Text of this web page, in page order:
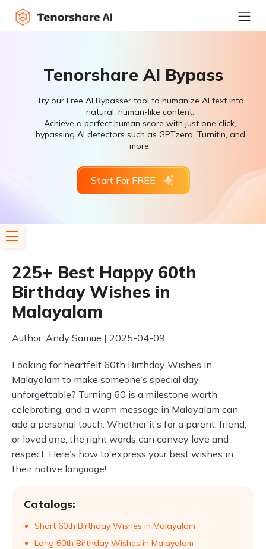
Tenorshare AI Bypass
Try our Free AI Bypasser tool to humanize AI text into
natural, human-like content.
Achieve a perfect human score with just one click,
bypassing AI detectors such as GPTzero, Turnitin, and
more.
Start For FREE
225+ Best Happy 60th
Birthday Wishes in
Malayalam
Author: Andy Samue | 2025-04-09
Looking for heartfelt 60th Birthday Wishes in
Malayalam to make someone’s special day
unforgettable? Turning 60 is a milestone worth
celebrating, and a warm message in Malayalam can
add a personal touch. Whether it’s for a parent, friend,
or loved one, the right words can convey love and
respect. Here’s how to express your best wishes in
their native language!
Catalogs:
Short 60th Birthday Wishes in Malayalam
Long 60th Birthday Wishes in Malayalam